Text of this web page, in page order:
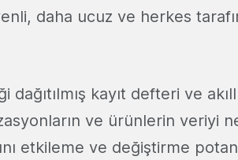
daha ucuz ve herkes
kayıt defteri ve
ve ürünlerin veriyi
etkileme ve değiştirme